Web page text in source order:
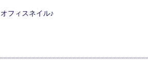
オフィスネイル♪